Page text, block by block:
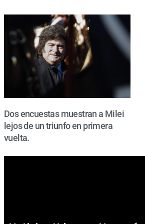
Dos encuestas muestran a Milei
lejos de un triunfo en primera
vuelta.